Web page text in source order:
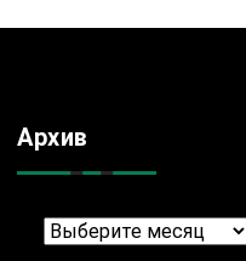
Архив
Архив